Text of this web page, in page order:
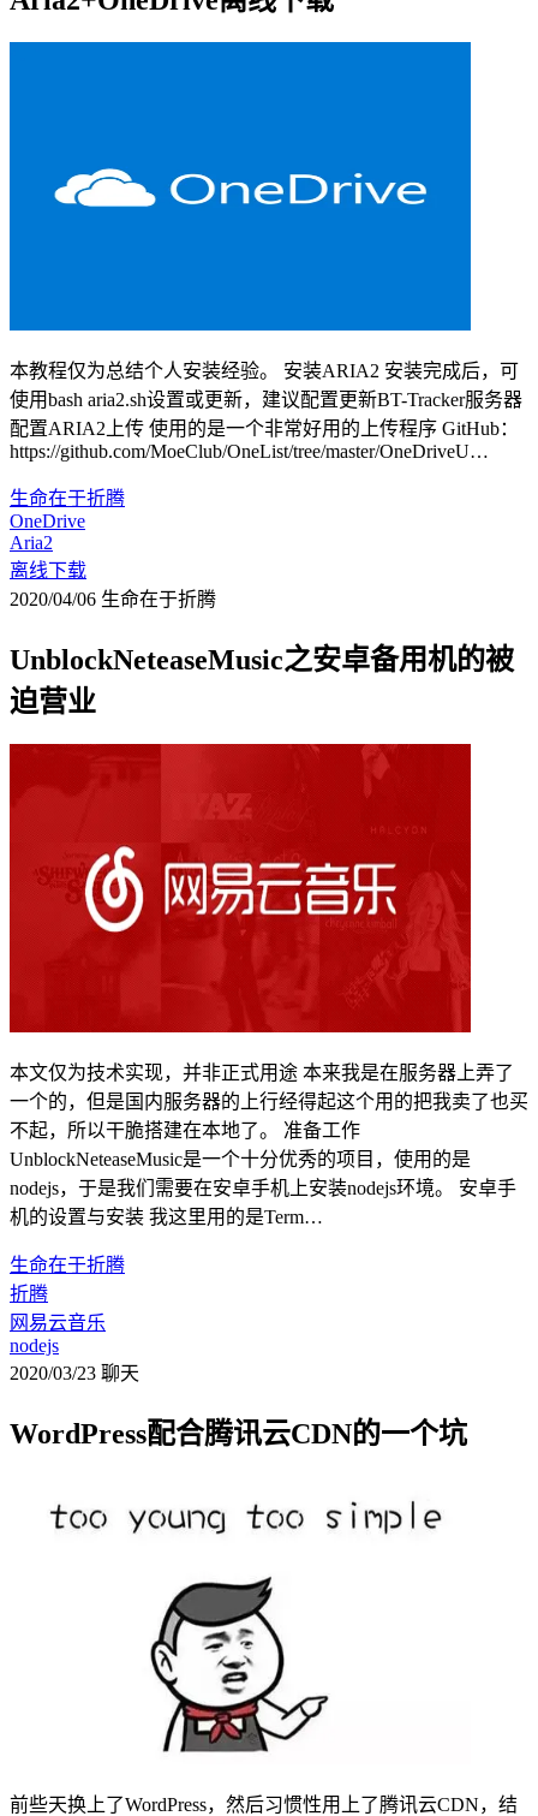
本教程仅为总结个人安装经验。 安装ARIA2 安装完成后，可
使用bash aria2.sh设置或更新，建议配置更新BT-Tracker服务器
配置ARIA2上传 使用的是一个非常好用的上传程序 GitHub：
https://github.com/MoeClub/OneList/tree/master/OneDriveU…
生命在于折腾
OneDrive
Aria2
离线下载
2020/04/06 生命在于折腾
UnblockNeteaseMusic之安卓备用机的被
迫营业
本文仅为技术实现，并非正式用途 本来我是在服务器上弄了
一个的，但是国内服务器的上行经得起这个用的把我卖了也买
不起，所以干脆搭建在本地了。 准备工作
UnblockNeteaseMusic是一个十分优秀的项目，使用的是
nodejs，于是我们需要在安卓手机上安装nodejs环境。 安卓手
机的设置与安装 我这里用的是Term…
生命在于折腾
折腾
网易云音乐
nodejs
2020/03/23 聊天
WordPress配合腾讯云CDN的一个坑
前些天换上了WordPress，然后习惯性用上了腾讯云CDN，结